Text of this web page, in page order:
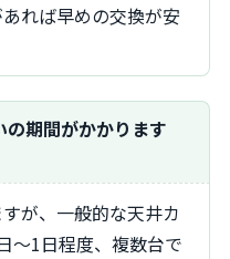
れば早めの交換が安
期間がかかります
～1日程度、複数台で